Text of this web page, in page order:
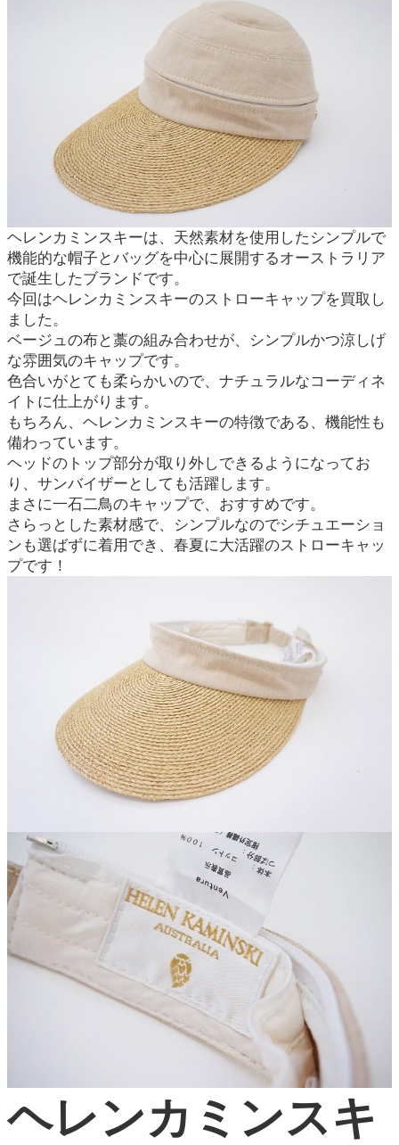
ヘレンカミンスキーは、天然素材を使用したシンプルで
機能的な帽子とバッグを中心に展開するオーストラリア
で誕生したブランドです。
今回はヘレンカミンスキーのストローキャップを買取し
ました。
ベージュの布と藁の組み合わせが、シンプルかつ涼しげ
な雰囲気のキャップです。
色合いがとても柔らかいので、ナチュラルなコーディネ
イトに仕上がります。
もちろん、ヘレンカミンスキーの特徴である、機能性も
備わっています。
ヘッドのトップ部分が取り外しできるようになってお
り、サンバイザーとしても活躍します。
まさに一石二鳥のキャップで、おすすめです。
さらっとした素材感で、シンプルなのでシチュエーショ
ンも選ばずに着用でき、春夏に大活躍のストローキャッ
プです！
ヘレンカミンスキ